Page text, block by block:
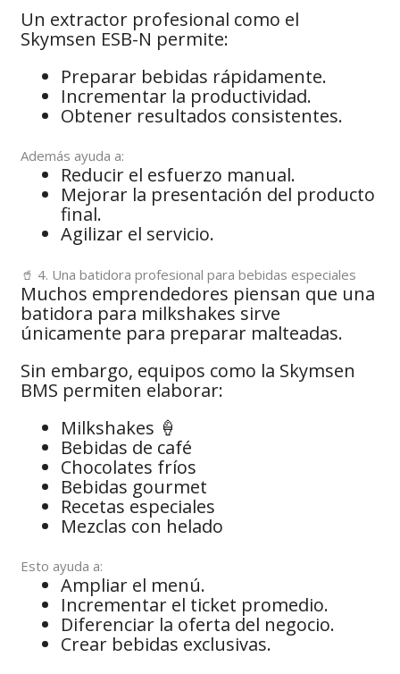
Un extractor profesional como el
Skymsen ESB-N permite:
Preparar bebidas rápidamente.
Incrementar la productividad.
Obtener resultados consistentes.
Además ayuda a:
Reducir el esfuerzo manual.
Mejorar la presentación del producto
final.
Agilizar el servicio.
🥤 4. Una batidora profesional para bebidas especiales
Muchos emprendedores piensan que una
batidora para milkshakes sirve
únicamente para preparar malteadas.
Sin embargo, equipos como la Skymsen
BMS permiten elaborar:
Milkshakes 🍦
Bebidas de café
Chocolates fríos
Bebidas gourmet
Recetas especiales
Mezclas con helado
Esto ayuda a:
Ampliar el menú.
Incrementar el ticket promedio.
Diferenciar la oferta del negocio.
Crear bebidas exclusivas.